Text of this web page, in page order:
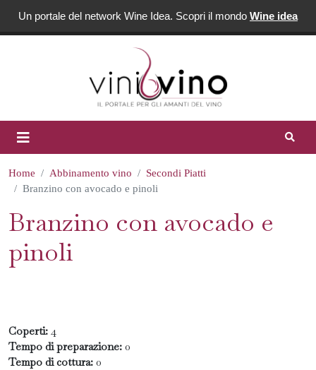
Un portale del network Wine Idea. Scopri il mondo Wine idea
Home Abbinamento vino
Secondi Piatti
Branzino con avocado e pinoli
Branzino con avocado e
pinoli
Coperti: 4
Tempo di preparazione: 0
Tempo di cottura: 0